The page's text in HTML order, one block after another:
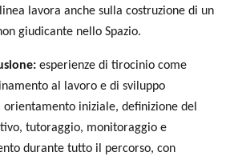
lavora anche sulla costruzione di un
giudicante nello Spazio.
esperienze di tirocinio come
al lavoro e di sviluppo
orientamento iniziale, definizione del
tutoraggio, monitoraggio e
durante tutto il percorso, con